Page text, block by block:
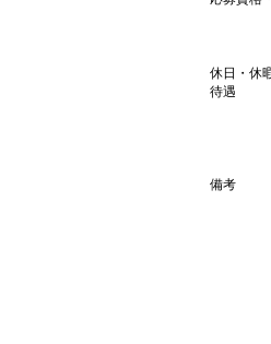
休日・休
待遇
備考